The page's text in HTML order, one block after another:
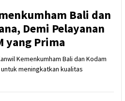
Bali dan
Demi Pelayanan
yang Prima
Kemenkumham Bali dan Kodam
meningkatkan kualitas